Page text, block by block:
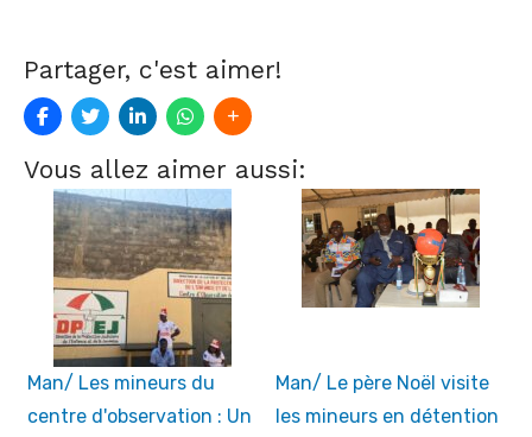
Partager, c'est aimer!
Vous allez aimer aussi:
Man/ Les mineurs du
centre d'observation : Un
Man/ Le père Noël visite
les mineurs en détention